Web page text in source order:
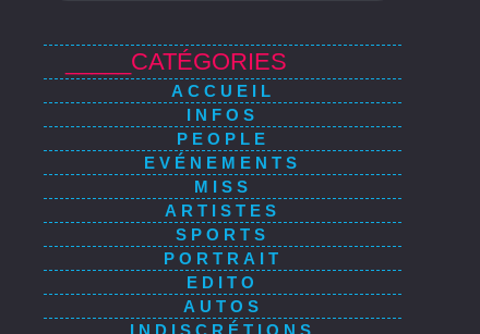
_____CATÉGORIES
ACCUEIL
INFOS
PEOPLE
EVÉNEMENTS
MISS
ARTISTES
SPORTS
PORTRAIT
EDITO
AUTOS
INDISCRÉTIONS